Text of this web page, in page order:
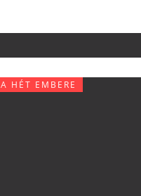
A HÉT EMBERE